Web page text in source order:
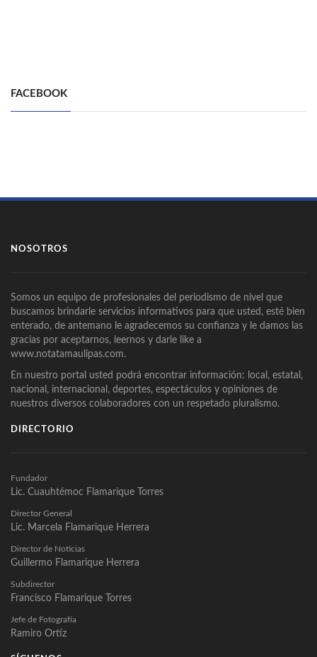
FACEBOOK
NOSOTROS
Somos un equipo de profesionales del periodismo de nivel que
buscamos brindarle servicios informativos para que usted, esté bien
enterado, de antemano le agradecemos su confianza y le damos las
gracias por aceptarnos, leernos y darle like a
www.notatamaulipas.com.
En nuestro portal usted podrá encontrar información: local, estatal,
nacional, internacional, deportes, espectáculos y opiniones de
nuestros diversos colaboradores con un respetado pluralismo.
DIRECTORIO
Fundador
Lic. Cuauhtémoc Flamarique Torres
Director General
Lic. Marcela Flamarique Herrera
Director de Noticias
Guillermo Flamarique Herrera
Subdirector
Francisco Flamarique Torres
Jefe de Fotografía
Ramiro Ortíz